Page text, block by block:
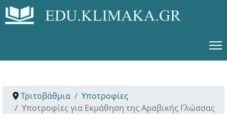
Τριτοβάθμια
Υποτροφίες
Υποτροφίες για Εκμάθηση της Αραβικής Γλώσσας